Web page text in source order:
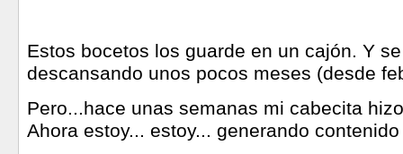
Estos bocetos los guarde en un cajón. Y
descansando unos pocos meses (desde
Pero...hace unas semanas mi cabecita
Ahora estoy... estoy... generando